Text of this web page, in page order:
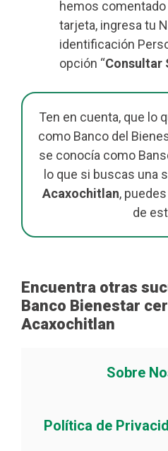
hemos
tarjeta, ingresa tu
identificación
opción “Consultar
Ten en cuenta, que lo
como Banco del
se conocía como
lo que si buscas una
Acaxochitlan,
de
Encuentra otras
Banco Bienestar
Acaxochitlan
Sobre
Política de